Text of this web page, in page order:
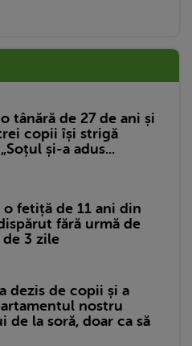
tânără de 27 de ani și
copii își strigă
și-a adus...
o fetiță de 11 ani din
fără urmă de
3 zile
dezis de copii și a
nostru
de la soră, doar ca să